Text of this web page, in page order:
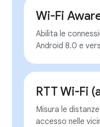
Wi-Fi
Abilita le
Android 8.0 e
RTT Wi-Fi
Misura le
accesso nelle